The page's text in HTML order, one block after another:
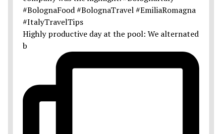
Highly productive day at the pool: We alternated
b